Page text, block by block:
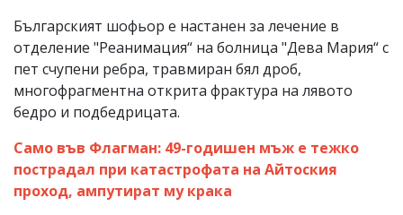
Българският шофьор е настанен за лечение в
отделение "Реанимация“ на болница "Дева Мария“ с
пет счупени ребра, травмиран бял дроб,
многофрагментна открита фрактура на лявото
бедро и подбедрицата.
Само във Флагман: 49-годишен мъж е тежко
пострадал при катастрофата на Айтоския
проход, ампутират му крака